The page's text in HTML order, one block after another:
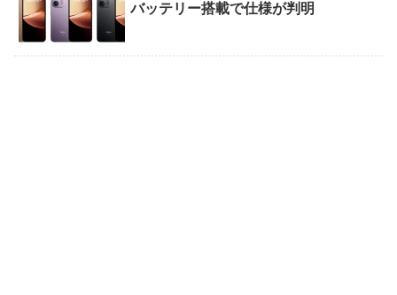
バッテリー搭載で仕様が判明